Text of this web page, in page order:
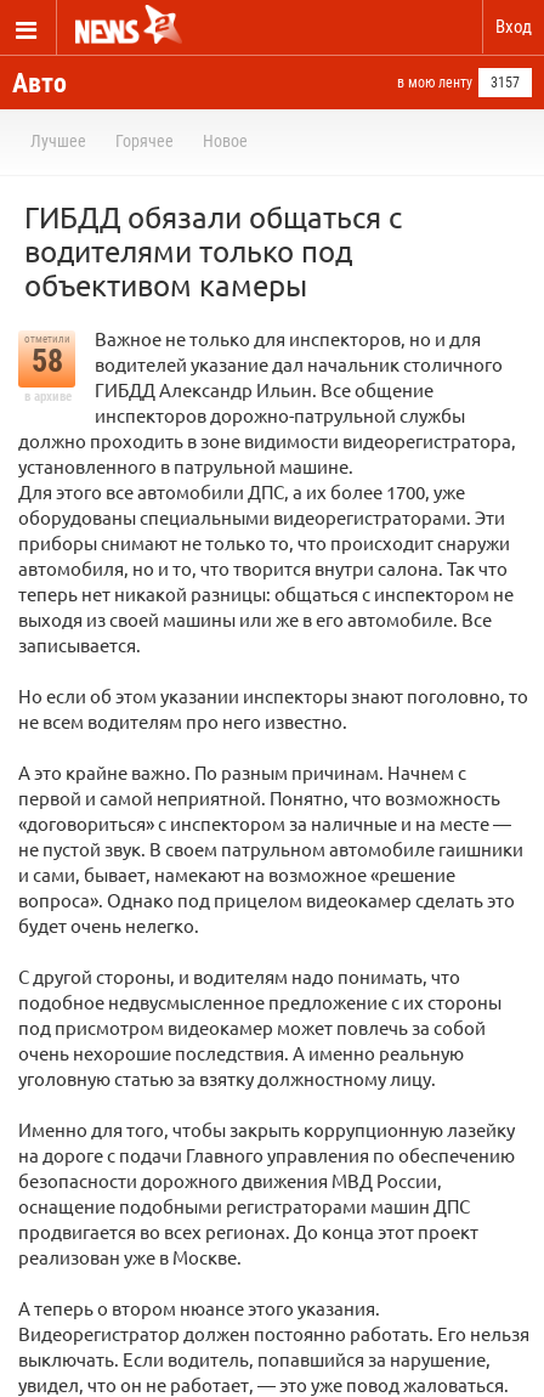
Вход
Авто в мою ленту 3157
Лучшее Горячее Новое
ГИБДД обязали общаться с
водителями только под
объективом камеры
отметили
58
в архиве
Важное не только для инспекторов, но и для
водителей указание дал начальник столичного
ГИБДД Александр Ильин. Все общение
инспекторов дорожно-патрульной службы
должно проходить в зоне видимости видеорегистратора,
установленного в патрульной машине.
Для этого все автомобили ДПС, а их более 1700, уже
оборудованы специальными видеорегистраторами. Эти
приборы снимают не только то, что происходит снаружи
автомобиля, но и то, что творится внутри салона. Так что
теперь нет никакой разницы: общаться с инспектором не
выходя из своей машины или же в его автомобиле. Все
записывается.
Но если об этом указании инспекторы знают поголовно, то
не всем водителям про него известно.
А это крайне важно. По разным причинам. Начнем с
первой и самой неприятной. Понятно, что возможность
«договориться» с инспектором за наличные и на месте —
не пустой звук. В своем патрульном автомобиле гаишники
и сами, бывает, намекают на возможное «решение
вопроса». Однако под прицелом видеокамер сделать это
будет очень нелегко.
С другой стороны, и водителям надо понимать, что
подобное недвусмысленное предложение с их стороны
под присмотром видеокамер может повлечь за собой
очень нехорошие последствия. А именно реальную
уголовную статью за взятку должностному лицу.
Именно для того, чтобы закрыть коррупционную лазейку
на дороге с подачи Главного управления по обеспечению
безопасности дорожного движения МВД России,
оснащение подобными регистраторами машин ДПС
продвигается во всех регионах. До конца этот проект
реализован уже в Москве.
А теперь о втором нюансе этого указания.
Видеорегистратор должен постоянно работать. Его нельзя
выключать. Если водитель, попавшийся за нарушение,
увидел, что он не работает, — это уже повод жаловаться.